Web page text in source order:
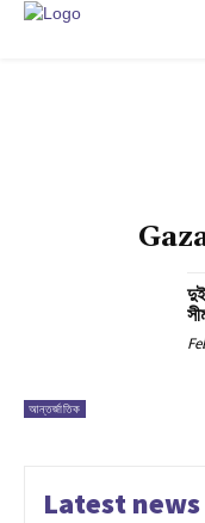
আন্তর্জাতিক
Latest news